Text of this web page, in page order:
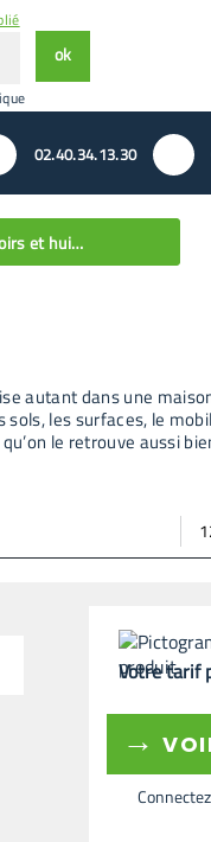
ok
02.40.34.13.30
Savons noirs et huiles de lin
autant dans une
sols, les surfaces, le
le retrouve aussi
ModeMode
Par
Votre tarif
→